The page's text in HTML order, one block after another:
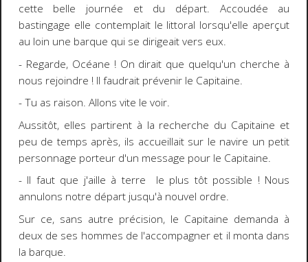
cette belle journée et du départ. Accoudée au
bastingage elle contemplait le littoral lorsqu'elle aperçut
au loin une barque qui se dirigeait vers eux.
- Regarde, Océane ! On dirait que quelqu'un cherche à
nous rejoindre ! Il faudrait prévenir le Capitaine.
- Tu as raison. Allons vite le voir.
Aussitôt, elles partirent à la recherche du Capitaine et
peu de temps après, ils accueillait sur le navire un petit
personnage porteur d'un message pour le Capitaine.
- Il faut que j'aille à terre le plus tôt possible ! Nous
annulons notre départ jusqu'à nouvel ordre.
Sur ce, sans autre précision, le Capitaine demanda à
deux de ses hommes de l'accompagner et il monta dans
la barque.